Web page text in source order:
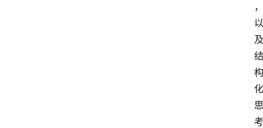
，
以
及
结
构
化
思
考